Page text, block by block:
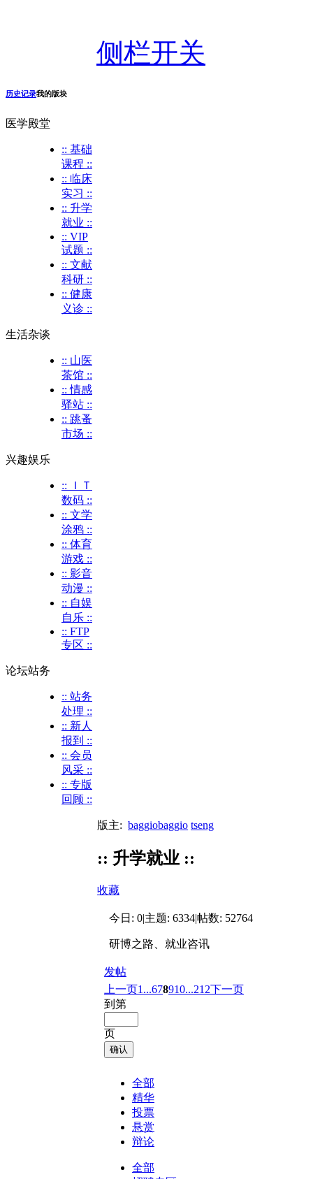
侧栏开关
历史记录我的版块
医学殿堂
:: 基础
课程 ::
:: 临床
实习 ::
:: 升学
就业 ::
:: VIP
试题 ::
:: 文献
科研 ::
:: 健康
义诊 ::
生活杂谈
:: 山医
茶馆 ::
:: 情感
驿站 ::
:: 跳蚤
市场 ::
兴趣娱乐
:: ＩＴ
数码 ::
:: 文学
涂鸦 ::
:: 体育
游戏 ::
:: 影音
动漫 ::
:: 自娱
自乐 ::
:: FTP
专区 ::
论坛站务
:: 站务
处理 ::
:: 新人
报到 ::
:: 会员
风采 ::
:: 专版
回顾 ::
版主: baggiobaggio tseng
:: 升学就业 ::
收藏
今日: 0|主题: 6334|帖数: 52764
研博之路、就业咨讯
发帖
上一页1...678910...212下一页
到第
页
确认
全部
精华
投票
悬赏
辩论
全部